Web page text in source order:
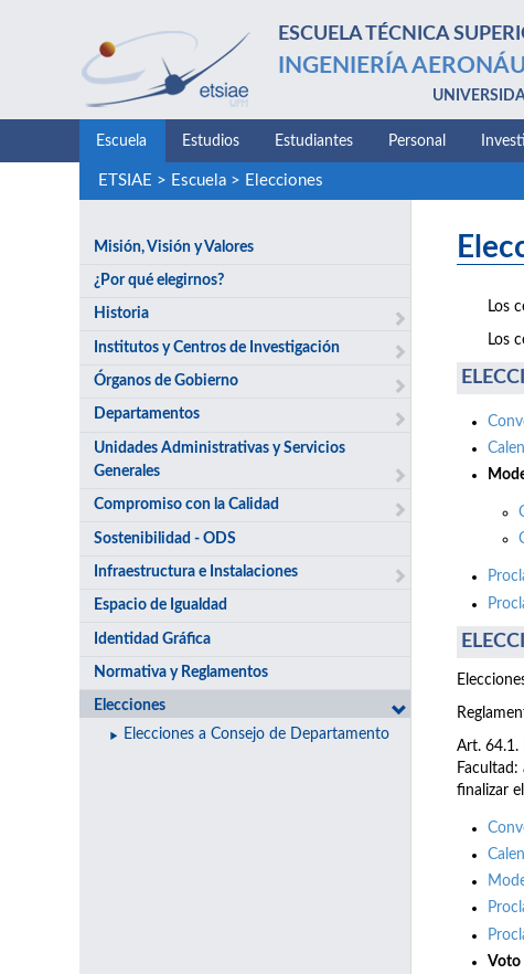
ESCUELA TÉCNICA
INGENIERÍA
Escuela Estudios Estudiantes Personal
ETSIAE > Escuela> Elecciones
Misión, Visión y Valores
¿Por qué elegirnos?
Historia
Institutos y Centros de Investigación
Órganos de Gobierno
Departamentos
Unidades Administrativas y Servicios
Generales
Compromiso con la Calidad
Sostenibilidad - ODS
Infraestructura e Instalaciones
Espacio de Igualdad
Identidad Gráfica
Normativa y Reglamentos
Elecciones
Elecciones a Consejo de Departamento
Los
Los
Art. 64.1.
finalizar
Voto